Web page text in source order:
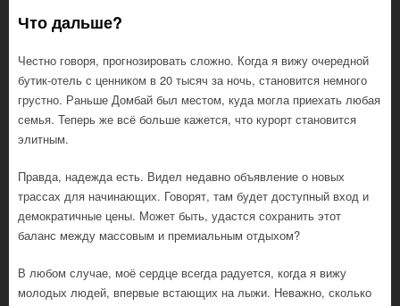
Что дальше?
Честно говоря, прогнозировать сложно. Когда я вижу очередной
бутик-отель с ценником в 20 тысяч за ночь, становится немного
грустно. Раньше Домбай был местом, куда могла приехать любая
семья. Теперь же всё больше кажется, что курорт становится
элитным.
Правда, надежда есть. Видел недавно объявление о новых
трассах для начинающих. Говорят, там будет доступный вход и
демократичные цены. Может быть, удастся сохранить этот
баланс между массовым и премиальным отдыхом?
В любом случае, моё сердце всегда радуется, когда я вижу
молодых людей, впервые встающих на лыжи. Неважно, сколько